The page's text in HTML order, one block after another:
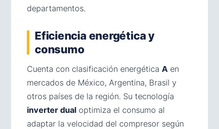
departamentos.
Eficiencia energética y
consumo
Cuenta con clasificación energética A en
mercados de México, Argentina, Brasil y
otros países de la región. Su tecnología
inverter dual optimiza el consumo al
adaptar la velocidad del compresor según